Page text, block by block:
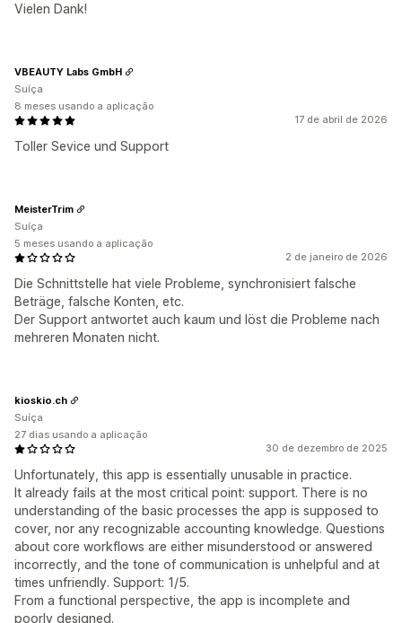
Vielen Dank!
17 de abril de 2026
Toller Sevice und Support
VBEAUTY Labs GmbH
Suíça
8 meses usando a aplicação
2 de janeiro de 2026
Die Schnittstelle hat viele Probleme, synchronisiert falsche
Beträge, falsche Konten, etc.
Der Support antwortet auch kaum und löst die Probleme nach
mehreren Monaten nicht.
MeisterTrim
Suíça
5 meses usando a aplicação
30 de dezembro de 2025
Unfortunately, this app is essentially unusable in practice.
It already fails at the most critical point: support. There is no
understanding of the basic processes the app is supposed to
cover, nor any recognizable accounting knowledge. Questions
about core workflows are either misunderstood or answered
incorrectly, and the tone of communication is unhelpful and at
times unfriendly. Support: 1/5.
From a functional perspective, the app is incomplete and
poorly designed.
kioskio.ch
Suíça
27 dias usando a aplicação